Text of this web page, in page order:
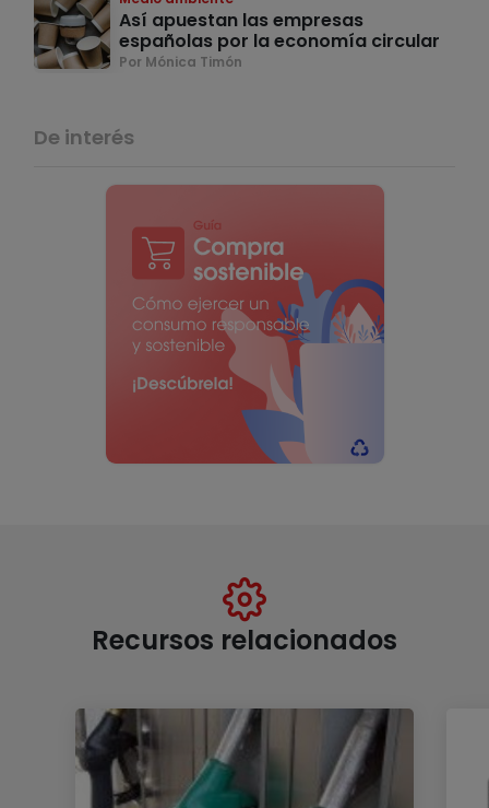
Así apuestan las empresas
españolas por la economía circular
Por Mónica Timón
De interés
Recursos relacionados